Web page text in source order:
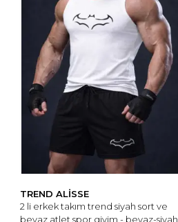
TREND ALİSSE
2 li erkek takım trend siyah sort ve
beyaz atlet spor giyim - beyaz-siyah